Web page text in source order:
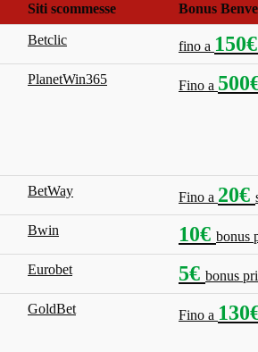
Siti scommesse Bonus
Betclic fino a 150€
PlanetWin365 Fino a
BetWay Fino a 20€
Bwin 10€ bonus
Eurobet 5€ bonus
GoldBet Fino a